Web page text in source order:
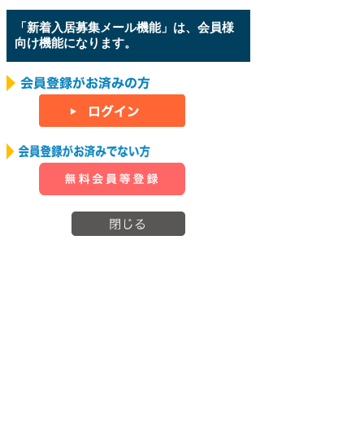
「新着入居募集メール機能」は、会員様
向け機能になります。